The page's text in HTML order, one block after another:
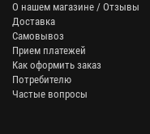
О нашем магазине / Отзывы
Доставка
Самовывоз
Прием платежей
Как оформить заказ
Потребителю
Частые вопросы